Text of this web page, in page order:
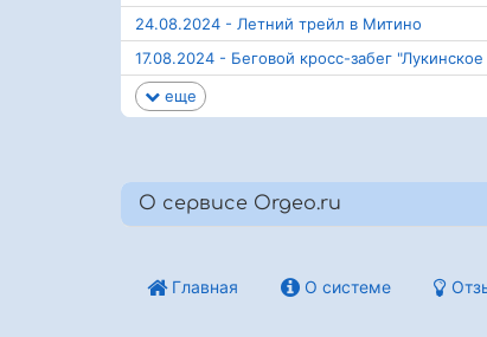
24.08.2024 - Летний трейл в Митино
17.08.2024 - Беговой кросс-забег
еще
О сервисе Orgeo.ru
Главная О системе